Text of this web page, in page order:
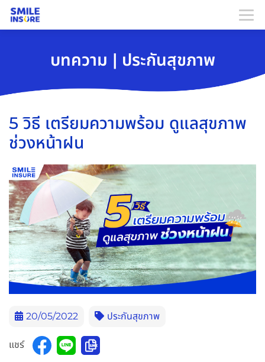
บทความ | ประกันสุขภาพ
5 วิธี เตรียมความพร้อม ดูแลสุขภาพ
ช่วงหน้าฝน
20/05/2022 ประกันสุขภาพ
แชร์